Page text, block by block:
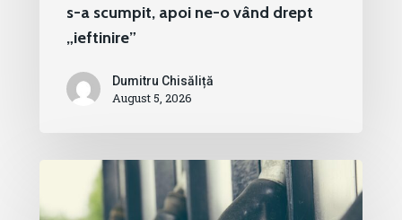
s-a scumpit, apoi ne-o vând drept
„ieftinire”
Dumitru Chisăliță
August 5, 2026